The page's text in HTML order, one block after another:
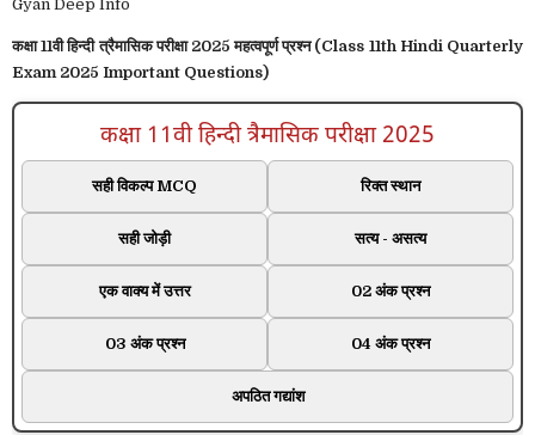
Gyan Deep Info
कक्षा 11वी हिन्दी त्रैमासिक परीक्षा 2025 महत्वपूर्ण प्रश्न (Class 11th Hindi Quarterly
Exam 2025 Important Questions)
कक्षा 11वी हिन्दी त्रैमासिक परीक्षा 2025
सही विकल्प MCQ रिक्त स्थान
सही जोड़ी सत्य - असत्य
एक वाक्य में उत्तर 02 अंक प्रश्न
03 अंक प्रश्न 04 अंक प्रश्न
अपठित गद्यांश